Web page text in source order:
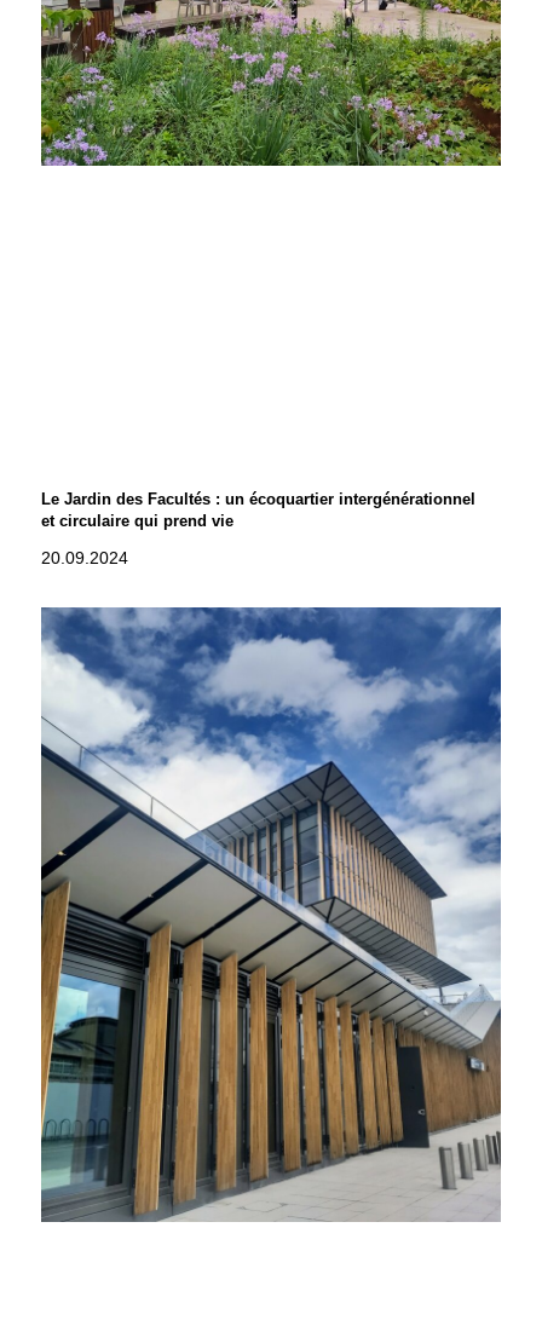
Le Jardin des Facultés : un écoquartier intergénérationnel
et circulaire qui prend vie
20.09.2024